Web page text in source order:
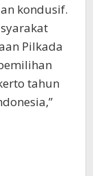
kondusif.
Pilkada
tahun